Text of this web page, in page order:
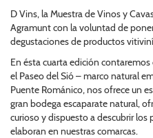
D Vins, la Muestra de Vinos y
Agramunt con la voluntad de
degustaciones de productos
En ésta cuarta edición
el Paseo del Sió – marco natural
Puente Románico, nos ofrece un
gran bodega escaparate natural,
curioso y dispuesto a descubrir
elaboran en nuestras comarcas.